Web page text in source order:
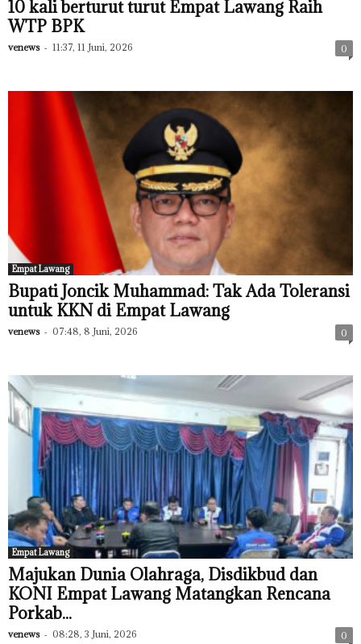
10 kali berturut turut Empat Lawang Raih
WTP BPK
venews - 11:37, 11 Juni, 2026 0
Empat Lawang
Bupati Joncik Muhammad: Tak Ada Toleransi
untuk KKN di Empat Lawang
venews - 07:48, 8 Juni, 2026 0
Empat Lawang
Majukan Dunia Olahraga, Disdikbud dan
KONI Empat Lawang Matangkan Rencana
Porkab...
venews - 08:28, 3 Juni, 2026 0